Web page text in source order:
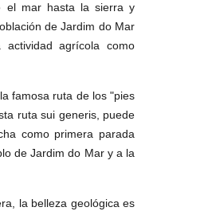
el mar hasta la sierra y
de Jardim do Mar
agrícola como
famosa ruta de los "pies
ruta sui generis, puede
como primera parada
de Jardim do Mar y a la
la belleza geológica es